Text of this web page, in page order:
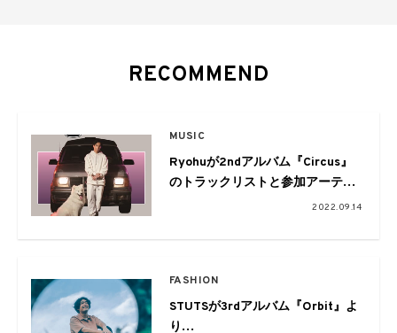
RECOMMEND
MUSIC
Ryohuが2ndアルバム『Circus』
のトラックリストと参加アーティ
ストを発表。収録曲「Hanabi
開
2022.09.14
FASHION
STUTSが3rdアルバム『Orbit』よ
り